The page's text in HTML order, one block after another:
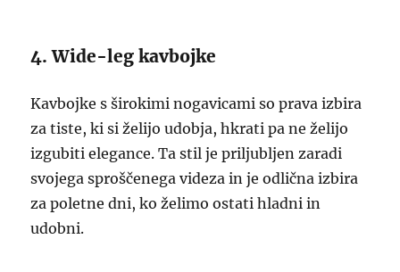
4. Wide-leg kavbojke
Kavbojke s širokimi nogavicami so prava izbira
za tiste, ki si želijo udobja, hkrati pa ne želijo
izgubiti elegance. Ta stil je priljubljen zaradi
svojega sproščenega videza in je odlična izbira
za poletne dni, ko želimo ostati hladni in
udobni.